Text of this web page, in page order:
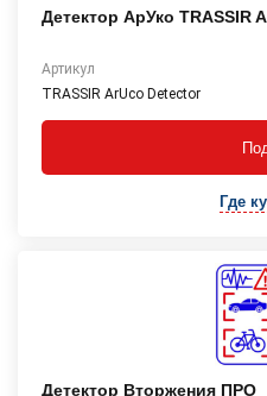
Детектор АрУко TRASSIR
Артикул
TRASSIR ArUco Detector
Где
Детектор Вторжения ПРО